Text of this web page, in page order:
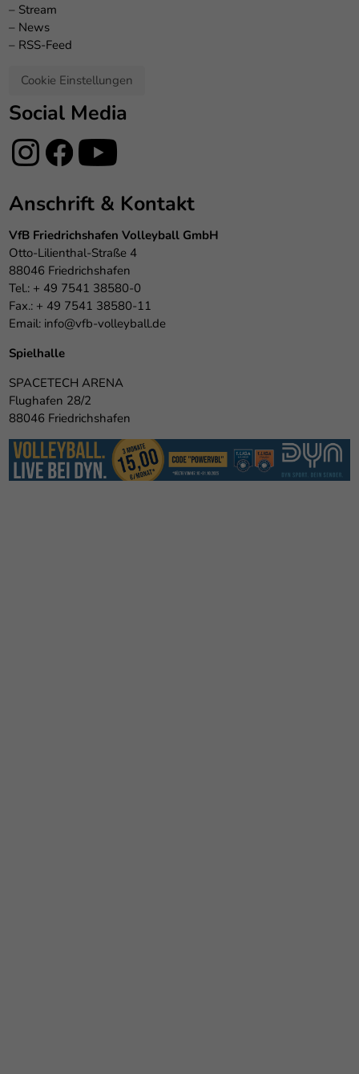
– Stream
– News
– RSS-Feed
Cookie Einstellungen
Social Media
Anschrift & Kontakt
VfB Friedrichshafen Volleyball GmbH
Otto-Lilienthal-Straße 4
88046 Friedrichshafen
Tel.: + 49 7541 38580-0
Fax.: + 49 7541 38580-11
Email: info@vfb-volleyball.de
Spielhalle
SPACETECH ARENA
Flughafen 28/2
88046 Friedrichshafen